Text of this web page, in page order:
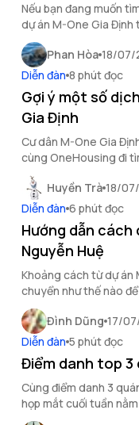
Nếu bạn đang muốn
dự án M-One Gia
Phan Hòa 18/07/
Diễn đàn 8 phút đọc
Gợi ý một số
Gia Định
Cư dân M-One Gia
cùng OneHousing đi
Huyền Trà 18/
Diễn đàn 6 phút đọc
Hướng dẫn cách
Nguyễn Huệ
Khoảng cách từ dự án
chuyển như thế nào
tin chi tiết cho bạn đọc.
Đình Dũng 17/
Diễn đàn 5 phút đọc
Điểm danh top 3
Cùng điểm danh 3
họp mắt cuối tuần